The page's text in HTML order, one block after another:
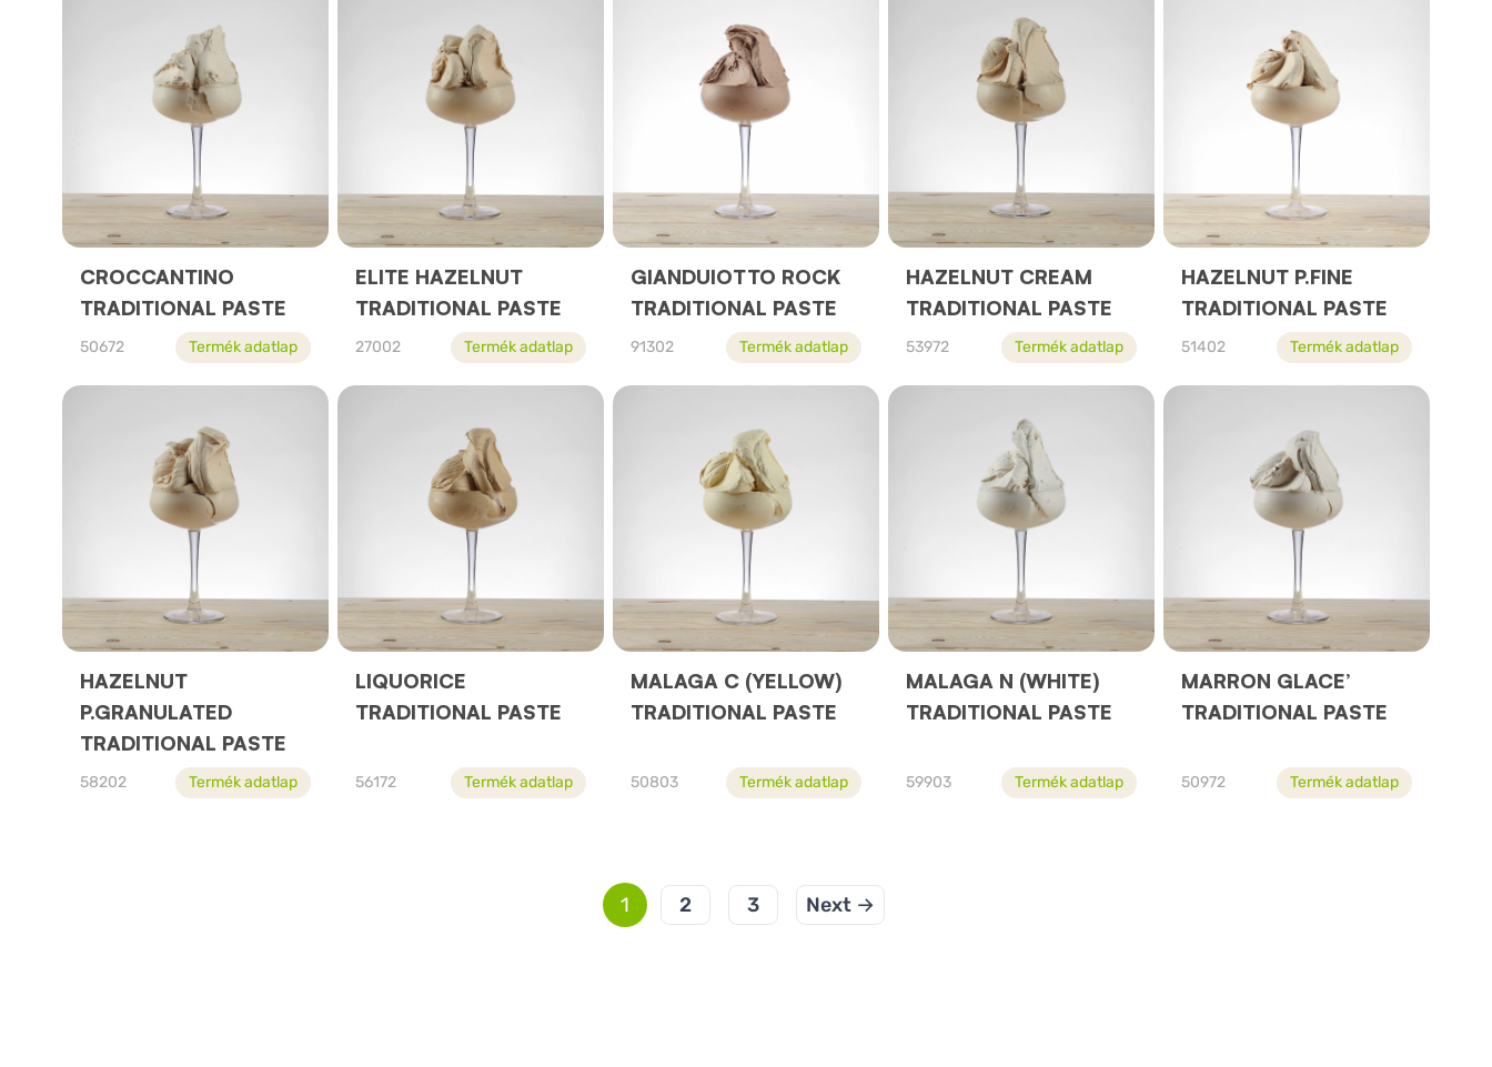
CROCCANTINO
TRADITIONAL PASTE
50672 Termék adatlap
ELITE HAZELNUT
TRADITIONAL PASTE
27002 Termék adatlap
GIANDUIOTTO ROCK
TRADITIONAL PASTE
91302 Termék adatlap
HAZELNUT CREAM
TRADITIONAL PASTE
53972 Termék adatlap
HAZELNUT P.FINE
TRADITIONAL PASTE
51402 Termék adatlap
HAZELNUT
P.GRANULATED
TRADITIONAL PASTE
58202 Termék adatlap
LIQUORICE
TRADITIONAL PASTE
56172 Termék adatlap
MALAGA C (YELLOW)
TRADITIONAL PASTE
50803 Termék adatlap
MALAGA N (WHITE)
TRADITIONAL PASTE
59903 Termék adatlap
MARRON GLACE’
TRADITIONAL PASTE
50972 Termék adatlap
1 2 3 Next →